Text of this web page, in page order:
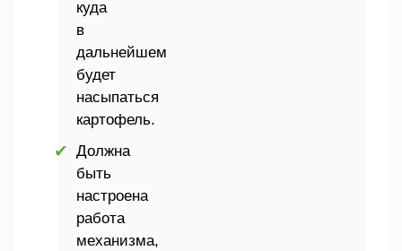
куда
в
дальнейшем
будет
насыпаться
картофель.
Должна
быть
настроена
работа
механизма,